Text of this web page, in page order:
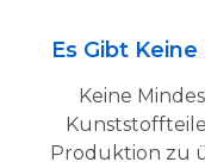
Es Gibt
Keine
Produktion zu